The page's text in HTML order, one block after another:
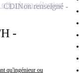
-
qu'ingénieur ou
CDINon renseigné
à ma sélection